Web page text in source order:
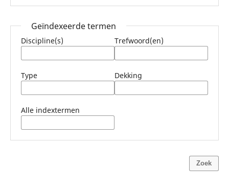
Geïndexeerde termen
Discipline(s) Trefwoord(en)
Type Dekking
Alle indextermen
Zoek